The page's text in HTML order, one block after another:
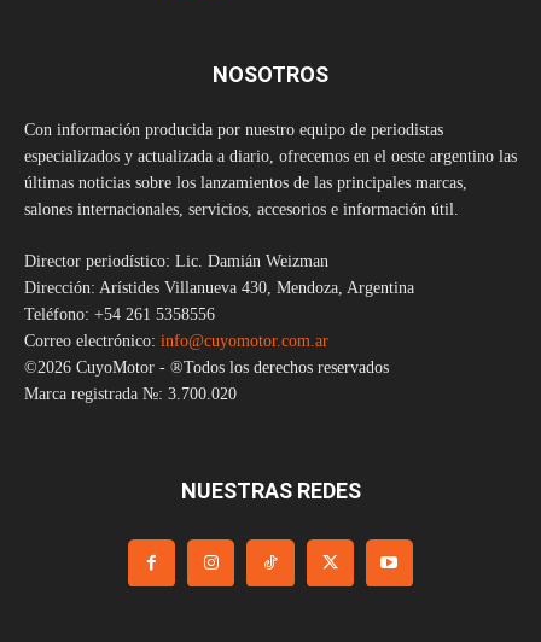
NOSOTROS
Con información producida por nuestro equipo de periodistas
especializados y actualizada a diario, ofrecemos en el oeste argentino las
últimas noticias sobre los lanzamientos de las principales marcas,
salones internacionales, servicios, accesorios e información útil.
Director periodístico: Lic. Damián Weizman
Dirección: Arístides Villanueva 430, Mendoza, Argentina
Teléfono: +54 261 5358556
Correo electrónico: info@cuyomotor.com.ar
©2026 CuyoMotor - ®Todos los derechos reservados
Marca registrada №: 3.700.020
NUESTRAS REDES